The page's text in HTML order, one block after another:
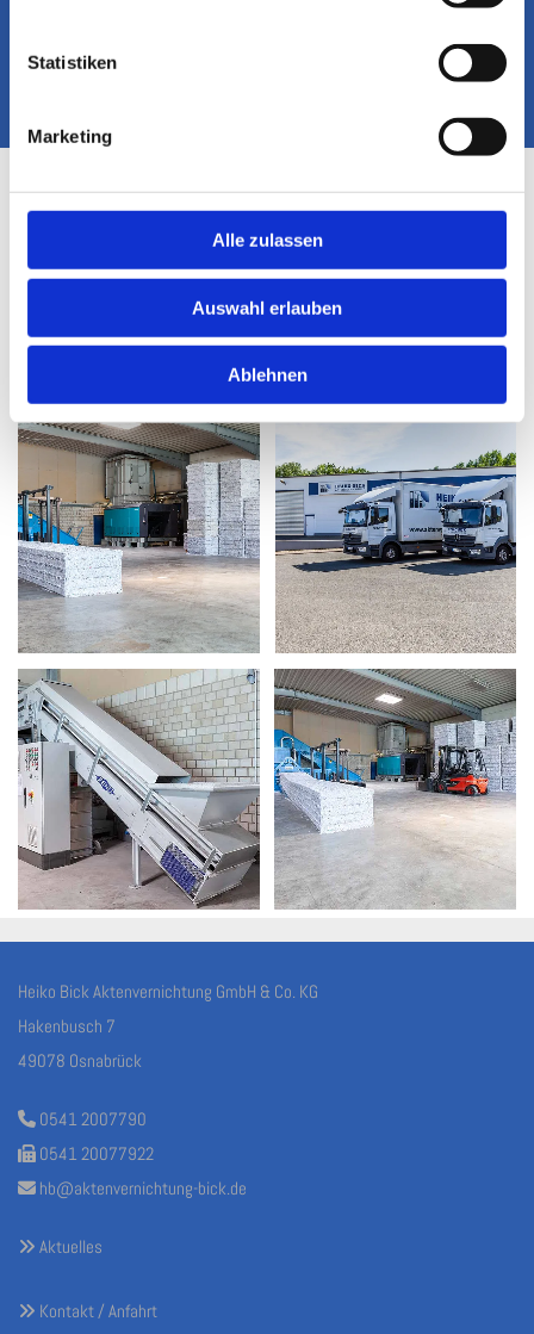
Statistiken
Marketing
Alle zulassen
Auswahl erlauben
Ablehnen
Festplattenvernichtung Behältersysteme zur Datenvernichtung
Heiko Bick Aktenvernichtung GmbH & Co. KG
Hakenbusch 7
49078 Osnabrück
 0541 2007790
 0541 20077922
 hb@aktenvernichtung-bick.de
 Aktuelles
 Kontakt / Anfahrt